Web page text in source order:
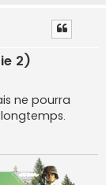
2)
ne pourra